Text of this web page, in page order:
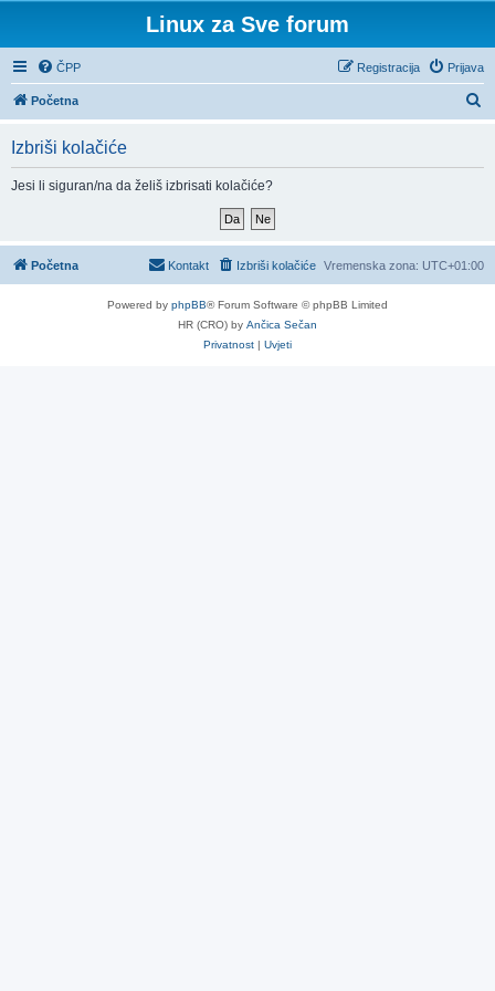
Linux za Sve forum
ČPP Prijava
Registracija
Početna
n
Izbriši kolačiće
Jesi li siguran/na da želiš izbrisati kolačiće?
Početna Vremenska zona: UTC+01:00
Izbriši kolačiće
Kontakt
Powered by phpBB® Forum Software © phpBB Limited
HR (CRO) by Ančica Sečan
Privatnost | Uvjeti